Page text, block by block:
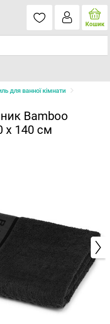
Кошик
для ванної кімнати
Bamboo
x 140 см